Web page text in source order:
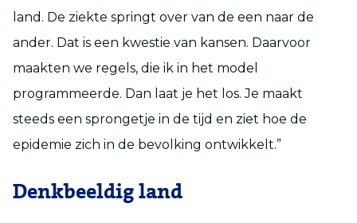
land. De ziekte springt over van de een naar de
ander. Dat is een kwestie van kansen. Daarvoor
maakten we regels, die ik in het model
programmeerde. Dan laat je het los. Je maakt
steeds een sprongetje in de tijd en ziet hoe de
epidemie zich in de bevolking ontwikkelt.”
Denkbeeldig land